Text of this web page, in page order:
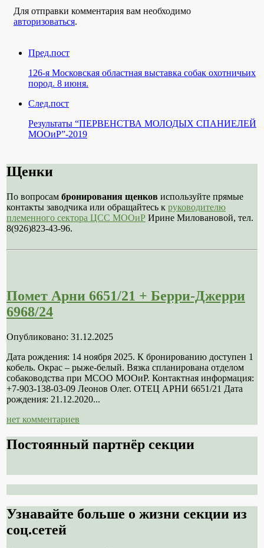
Для отправки комментария вам необходимо
авторизоваться.
Пред.пост
126-я Московская областная выставка собак охотничьих
пород. 8 июня.
След.пост
Результаты “ПЕРВЕНСТВА МОЛОДЫХ СПАНИЕЛЕЙ
МООиР”-2019
Щенки
По вопросам бронирования щенков используйте прямые
контакты заводчика или обращайтесь к руководителю
племенного сектора ЦСС МООиР Ирине Миловановой, тел.
8(926)823-43-96.
Помет Арни 6651/21 + Берри-Джерри
6968/24
Опубликовано: 31.12.2025
Дата рождения: 14 ноября 2025. К бронированию доступен 1
кобель. Окрас – рыже-белый. Вязка спланирована отделом
собаководства при МСОО МООиР. Контактная информация:
+7-903-138-03-09 Леонов Олег. ОТЕЦ АРНИ 6651/21 Дата
рождения: 21.12.2020...
нет комментариев
Постоянный партнёр секции
Узнавайте больше о жизни секции из
соц.сетей